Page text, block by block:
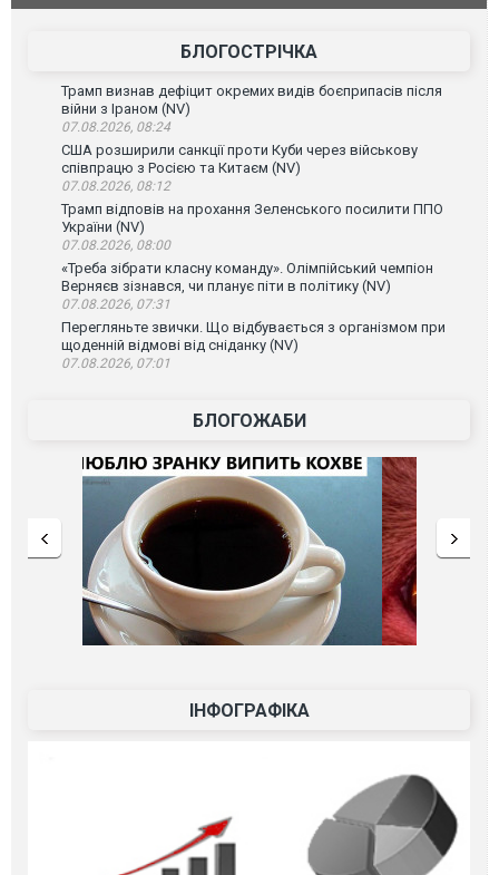
атаку. ВІДЕО
БЛОГОСТРІЧКА
Трамп визнав дефіцит окремих видів боєприпасів після
війни з Іраном (NV)
07.08.2026, 08:24
США розширили санкції проти Куби через військову
співпрацю з Росією та Китаєм (NV)
07.08.2026, 08:12
Трамп відповів на прохання Зеленського посилити ППО
України (NV)
07.08.2026, 08:00
«Треба зібрати класну команду». Олімпійський чемпіон
Верняєв зізнався, чи планує піти в політику (NV)
07.08.2026, 07:31
Перегляньте звички. Що відбувається з організмом при
щоденній відмові від сніданку (NV)
07.08.2026, 07:01
БЛОГОЖАБИ
ІНФОГРАФІКА